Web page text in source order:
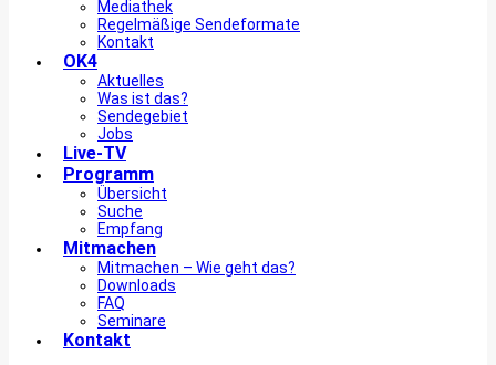
Mediathek
Regelmäßige Sendeformate
Kontakt
OK4
Aktuelles
Was ist das?
Sendegebiet
Jobs
Live-TV
Programm
Übersicht
Suche
Empfang
Mitmachen
Mitmachen – Wie geht das?
Downloads
FAQ
Seminare
Kontakt